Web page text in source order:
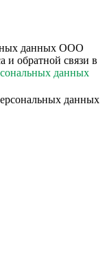
данных ООО
обратной связи в
данных
данных